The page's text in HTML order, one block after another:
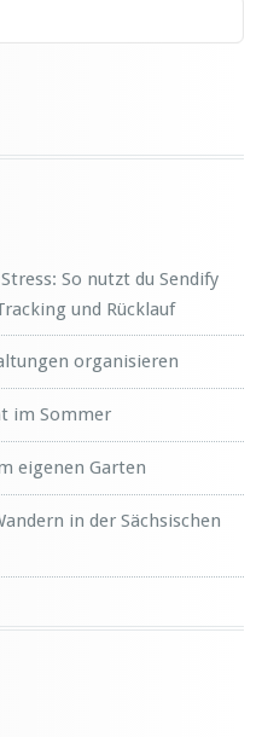
So nutzt du Sendify
und Rücklauf
organisieren
im Sommer
eigenen Garten
in der Sächsischen